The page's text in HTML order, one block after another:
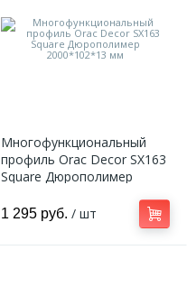
Многофункциональный
профиль Orac Decor SX163
Square Дюрополимер
1 295 руб. / шт